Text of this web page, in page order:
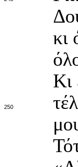
κι
Κι
250